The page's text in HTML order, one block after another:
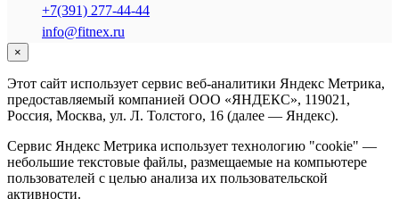
+7(391) 277-44-44
info@fitnex.ru
×
Этот сайт использует сервис веб-аналитики Яндекс Метрика,
предоставляемый компанией ООО «ЯНДЕКС», 119021,
Россия, Москва, ул. Л. Толстого, 16 (далее — Яндекс).
Сервис Яндекс Метрика использует технологию "cookie" —
небольшие текстовые файлы, размещаемые на компьютере
пользователей с целью анализа их пользовательской
активности.